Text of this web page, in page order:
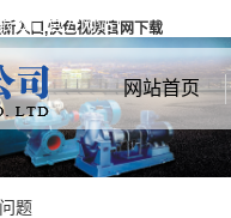
入口,快色视频官网下载
公司官方网站！
网站首页
题